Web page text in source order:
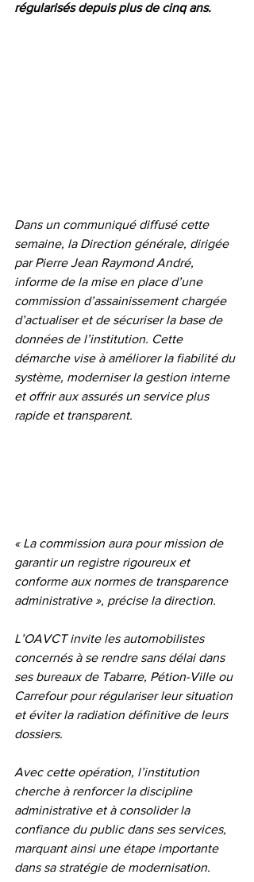
régularisés depuis plus de cinq ans.
Dans un communiqué diffusé cette
semaine, la Direction générale, dirigée
par Pierre Jean Raymond André,
informe de la mise en place d’une
commission d’assainissement chargée
d’actualiser et de sécuriser la base de
données de l’institution. Cette
démarche vise à améliorer la fiabilité du
système, moderniser la gestion interne
et offrir aux assurés un service plus
rapide et transparent.
« La commission aura pour mission de
garantir un registre rigoureux et
conforme aux normes de transparence
administrative », précise la direction.
L’OAVCT invite les automobilistes
concernés à se rendre sans délai dans
ses bureaux de Tabarre, Pétion-Ville ou
Carrefour pour régulariser leur situation
et éviter la radiation définitive de leurs
dossiers.
Avec cette opération, l’institution
cherche à renforcer la discipline
administrative et à consolider la
confiance du public dans ses services,
marquant ainsi une étape importante
dans sa stratégie de modernisation.